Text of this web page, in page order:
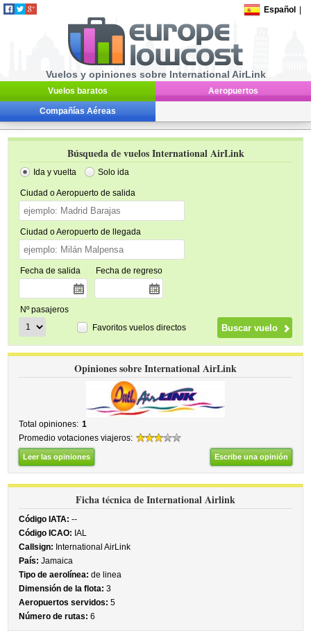
Español
Vuelos y opiniones sobre International AirLink
Vuelos baratos Aeropuertos
Compañías Aéreas
Búsqueda de vuelos International AirLink
Ida y vuelta Solo ida
Ciudad o Aeropuerto de salida
Ciudad o Aeropuerto de llegada
Fecha de salida Fecha de regreso
Nº pasajeros
Favoritos vuelos directos
Opiniones sobre International AirLink
Total opiniones: 1
Promedio votaciones viajeros:
Leer las opiniones Escribe una opinión
Ficha técnica de International Airlink
Código IATA: --
Código ICAO: IAL
Callsign: International AirLink
País: Jamaica
Tipo de aerolínea: de linea
Dimensión de la flota: 3
Aeropuertos servidos: 5
Número de rutas: 6